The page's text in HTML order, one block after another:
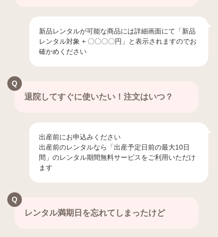
新品レンタルが可能な商品には詳細画面にて「新品
レンタル対象 + 〇〇〇〇円」と表示されますのでお
確かめください
退院してすぐに使いたい！注文はいつ？
出産前にお申込みください
出産前のレンタルなら「出産予定日前の最大10日
間」のレンタル期間無料サービスをご利用いただけ
ます
レンタル満期日を忘れてしまったけど